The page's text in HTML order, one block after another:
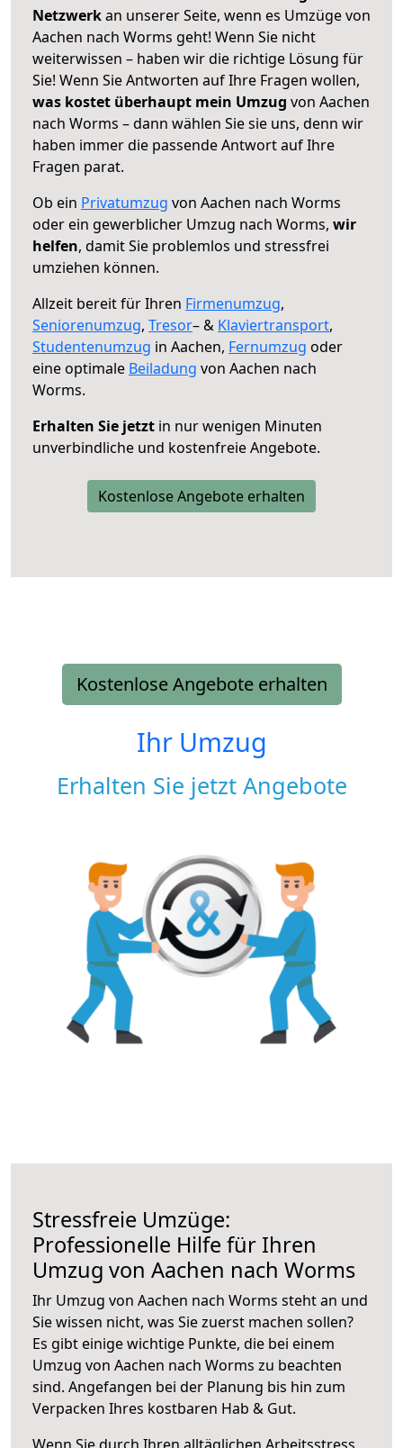
Netzwerkan unserer Seite, wenn es Umzüge von
Aachen nach Worms geht! Wenn Sie nicht
weiterwissen – haben wir die richtige Lösung für
Sie! Wenn Sie Antworten auf Ihre Fragen wollen,
was kostet überhaupt mein Umzug von Aachen
nach Worms – dann wählen Sie sie uns, denn wir
haben immer die passende Antwort auf Ihre
Fragen parat.
Ob ein Privatumzug von Aachen nach Worms
oder ein gewerblicher Umzug nach Worms, wir
helfen, damit Sie problemlos und stressfrei
umziehen können.
Allzeit bereit für Ihren Firmenumzug,
Seniorenumzug, Tresor– & Klaviertransport,
Studentenumzug in Aachen, Fernumzug oder
eine optimale Beiladung von Aachen nach
Worms.
Erhalten Sie jetzt in nur wenigen Minuten
unverbindliche und kostenfreie Angebote.
Kostenlose Angebote erhalten
Kostenlose Angebote erhalten
Ihr Umzug
Erhalten Sie jetzt Angebote
Stressfreie Umzüge:
Professionelle Hilfe für Ihren
Umzug von Aachen nach Worms
Ihr Umzug von Aachen nach Worms steht an und
Sie wissen nicht, was Sie zuerst machen sollen?
Es gibt einige wichtige Punkte, die bei einem
Umzug von Aachen nach Worms zu beachten
sind. Angefangen bei der Planung bis hin zum
Verpacken Ihres kostbaren Hab & Gut.